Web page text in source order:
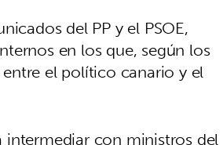
del PP y el PSOE,
en los que, según los
el político canario y el
con ministros del